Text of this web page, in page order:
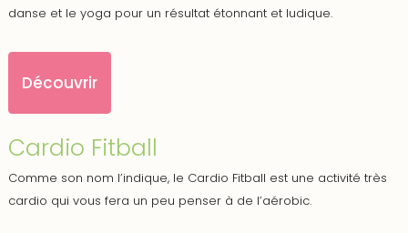
danse et le yoga pour un résultat étonnant et ludique.
Découvrir
Cardio Fitball
Comme son nom l’indique, le Cardio Fitball est une activité très
cardio qui vous fera un peu penser à de l’aérobic.